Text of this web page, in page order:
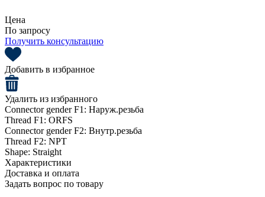
Цена
По запросу
Получить консультацию
Добавить в избранное
Удалить из избранного
Connector gender F1: Наруж.резьба
Thread F1: ORFS
Connector gender F2: Внутр.резьба
Thread F2: NPT
Shape: Straight
Характеристики
Доставка и оплата
Задать вопрос по товару